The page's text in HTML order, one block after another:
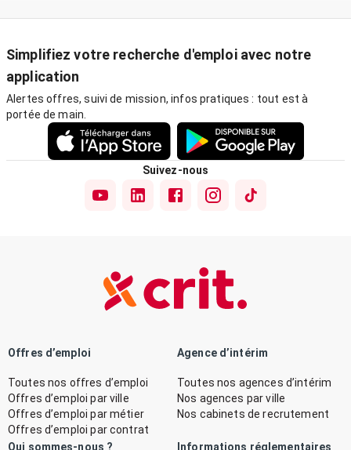
Simplifiez votre recherche d'emploi avec notre
application
Alertes offres, suivi de mission, infos pratiques : tout est à
portée de main.
Suivez-nous
Offres d’emploi
Toutes nos offres d’emploi
Offres d’emploi par ville
Offres d’emploi par métier
Offres d’emploi par contrat
Agence d’intérim
Toutes nos agences d’intérim
Nos agences par ville
Nos cabinets de recrutement
Qui sommes-nous ? Informations réglementaires